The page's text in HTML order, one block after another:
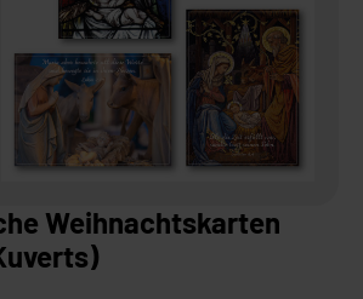
Weihnachtskarten